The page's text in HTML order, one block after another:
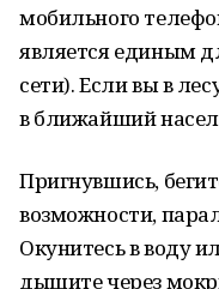
мобильного
является единым
сети). Если вы в
в ближайший
Пригнувшись,
возможности,
Окунитесь в воду
дышите через